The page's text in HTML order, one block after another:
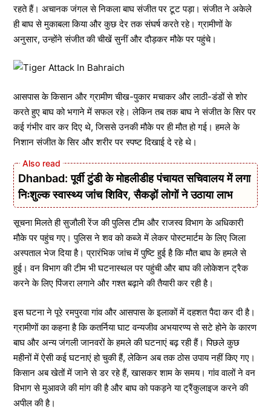
रहते हैं। अचानक जंगल से निकला बाघ संजीत पर टूट पड़ा। संजीत ने अकेले
ही बाघ से मुकाबला किया और कुछ देर तक संघर्ष करते रहे। ग्रामीणों के
अनुसार, उन्होंने संजीत की चीखें सुनीं और दौड़कर मौके पर पहुंचे।
आसपास के किसान और ग्रामीण चीख-पुकार मचाकर और लाठी-डंडों से शोर
करते हुए बाघ को भगाने में सफल रहे। लेकिन तब तक बाघ ने संजीत के सिर पर
कई गंभीर वार कर दिए थे, जिससे उनकी मौके पर ही मौत हो गई। हमले के
निशान संजीत के सिर और शरीर पर स्पष्ट दिखाई दे रहे थे।
Dhanbad: पूर्वी टुंडी के मोहलीडीह पंचायत सचिवालय में लगा
निःशुल्क स्वास्थ्य जांच शिविर, सैकड़ों लोगों ने उठाया लाभ
सूचना मिलते ही सुजौली रेंज की पुलिस टीम और राजस्व विभाग के अधिकारी
मौके पर पहुंच गए। पुलिस ने शव को कब्जे में लेकर पोस्टमार्टम के लिए जिला
अस्पताल भेज दिया है। प्रारंभिक जांच में पुष्टि हुई है कि मौत बाघ के हमले से
हुई। वन विभाग की टीम भी घटनास्थल पर पहुंची और बाघ की लोकेशन ट्रैक
करने के लिए पिंजरा लगाने और गश्त बढ़ाने की तैयारी कर रही है।
इस घटना ने पूरे रमपुरवा गांव और आसपास के इलाकों में दहशत पैदा कर दी है।
ग्रामीणों का कहना है कि कतर्निया घाट वन्यजीव अभयारण्य से सटे होने के कारण
बाघ और अन्य जंगली जानवरों के हमले की घटनाएं बढ़ रही हैं। पिछले कुछ
महीनों में ऐसी कई घटनाएं हो चुकी हैं, लेकिन अब तक ठोस उपाय नहीं किए गए।
किसान अब खेतों में जाने से डर रहे हैं, खासकर शाम के समय। गांव वालों ने वन
विभाग से मुआवजे की मांग की है और बाघ को पकड़ने या ट्रैंकुलाइज करने की
अपील की है।